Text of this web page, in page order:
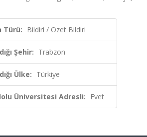
Türü: Bildiri / Özet Bildiri
Şehir: Trabzon
Ülke: Türkiye
Üniversitesi Adresli: Evet